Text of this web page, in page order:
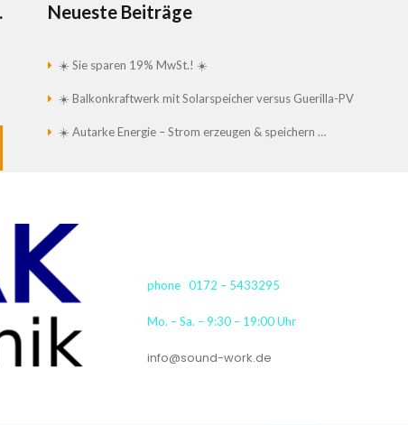
Neueste Beiträge
☀️ Sie sparen 19% MwSt.! ☀️
☀️ Balkonkraftwerk mit Solarspeicher versus Guerilla-PV
☀️ Autarke Energie – Strom erzeugen & speichern …
phone 0172 – 5433295
Mo. – Sa. – 9:30 – 19:00 Uhr
info@sound-work.de